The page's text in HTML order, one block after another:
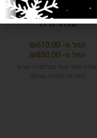
שטיח שאגי ברוז'
עגול ורוד
₪
₪
שטיח שאגי עגול במרקם רך ונעים
לאווירה חמימה ונעימה